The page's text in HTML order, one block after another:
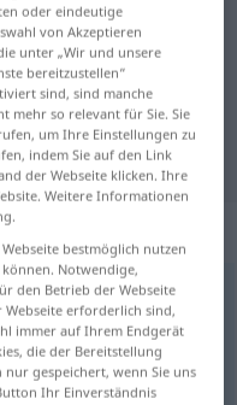
antippen)
oder eindeutige
von Akzeptieren
unter „Wir und unsere
bereitzustellen“
sind, sind manche
mehr so relevant für Sie. Sie
um Ihre Einstellungen zu
indem Sie auf den Link
der Webseite klicken. Ihre
Weitere Informationen
bestmöglich nutzen
Notwendige,
den Betrieb der Webseite
erforderlich sind,
immer auf Ihrem Endgerät
die der Bereitstellung
gespeichert, wenn Sie uns
Ihr Einverständnis